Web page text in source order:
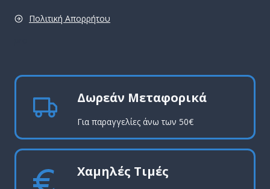
Πολιτική Απορρήτου
Δωρεάν Μεταφορικά
Για παραγγελίες άνω των 50€
Χαμηλές Τιμές